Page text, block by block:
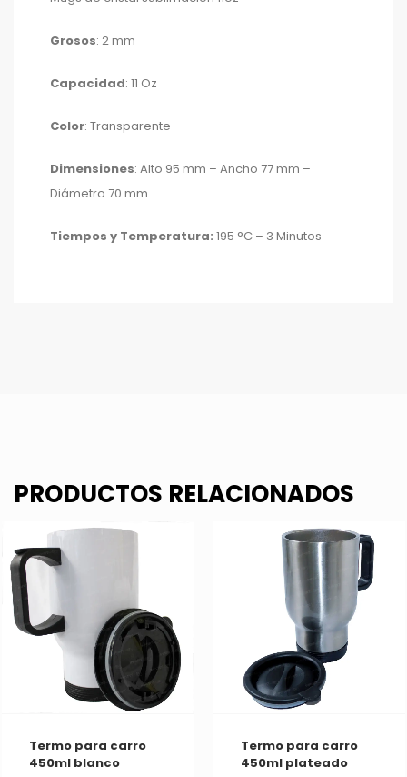
Grosos: 2 mm
Capacidad: 11 Oz
Color: Transparente
Dimensiones: Alto 95 mm – Ancho 77 mm –
Diámetro 70 mm
Tiempos y Temperatura: 195 °C – 3 Minutos
PRODUCTOS RELACIONADOS
Termo para carro
450ml blanco
Termo para carro
450ml plateado